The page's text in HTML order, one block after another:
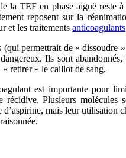
la TEF en phase aiguë reste
reposent sur la
et les traitements anticoagulants
(qui permettrait de « dissoudre
Ils sont
retirer » le caillot de sang.
est importante pour
récidive. Plusieurs molécules
d’aspirine, mais leur utilisation